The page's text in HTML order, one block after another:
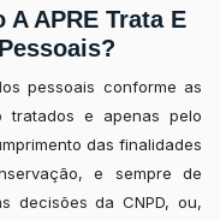
APRE Trata E
pessoais conforme as
tratados e apenas pelo
das finalidades
e sempre de
decisões da CNPD, ou,